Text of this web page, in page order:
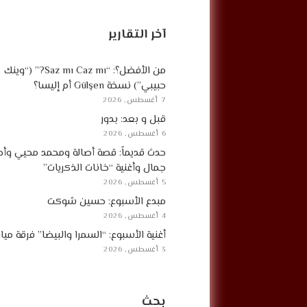
آخر التقارير
من الأفضل؟: “Saz mı Caz mı?” (“وينك
حبيبي”) نسخة Gülşen أم إليسا؟
7 أغسطس, 2026
قبل و بعد: بدور
6 أغسطس, 2026
حدث قديماً: قصة أصالة ومحمد محيي
جمال وأغنية “خانات الذكريات”
5 أغسطس, 2026
مبدع الأسبوع: حسين شوكت
4 أغسطس, 2026
أغنية الأسبوع: “السمرا والبيضا” فرقة
3 أغسطس, 2026
بحث